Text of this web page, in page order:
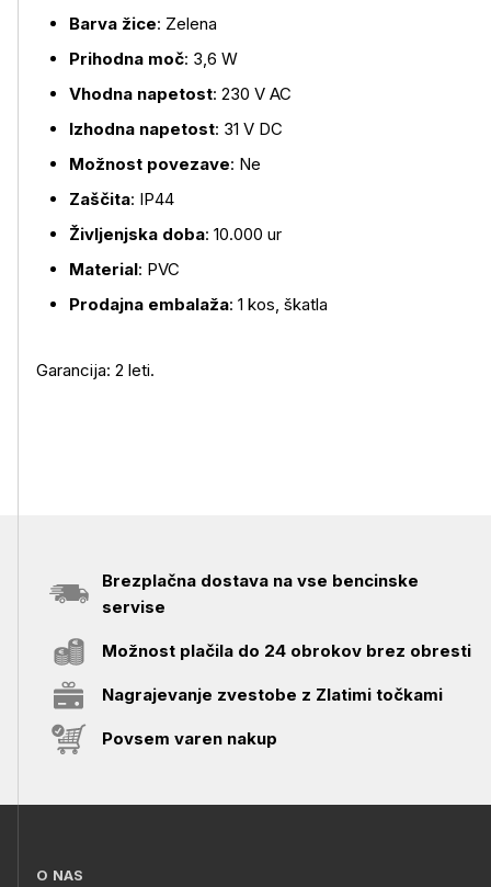
Barva žice: Zelena
Prihodna moč: 3,6 W
Vhodna napetost: 230 V AC
Izhodna napetost: 31 V DC
Možnost povezave: Ne
Zaščita: IP44
Življenjska doba: 10.000 ur
Material: PVC
Prodajna embalaža: 1 kos, škatla
Garancija: 2 leti.
Brezplačna dostava na vse bencinske
servise
Možnost plačila do 24 obrokov brez obresti
Nagrajevanje zvestobe z Zlatimi točkami
Povsem varen nakup
O NAS